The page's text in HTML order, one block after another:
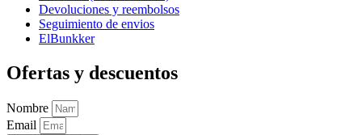
Devoluciones y reembolsos
Seguimiento de envios
ElBunkker
Ofertas y descuentos
Nombre
Email